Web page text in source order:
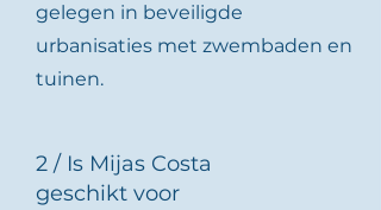
gelegen in beveiligde
urbanisaties met zwembaden en
tuinen.
2 / Is Mijas Costa
geschikt voor